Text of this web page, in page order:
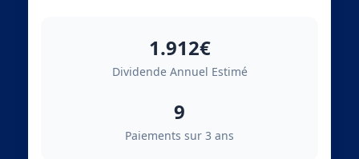
1.912€
Dividende Annuel Estimé
9
Paiements sur 3 ans